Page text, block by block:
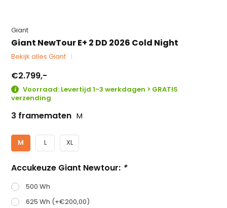
Giant
Giant NewTour E+ 2 DD 2026 Cold Night
Bekijk alles Giant
€2.799,-
Voorraad: Levertijd 1-3 werkdagen > GRATIS
verzending
3 framematen M
M L XL
Accukeuze Giant Newtour: *
500 Wh
625 Wh (+€200,00)